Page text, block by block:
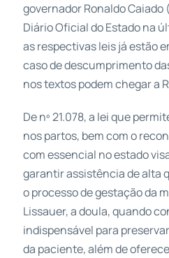
governador Ronaldo Caiado
Diário Oficial do Estado na
as respectivas leis já estão
caso de descumprimento
nos textos podem chegar a
De nº 21.078, a lei que
nos partos, bem com o
com essencial no estado
garantir assistência de alta
o processo de gestação da
Lissauer, a doula, quando
indispensável para
da paciente, além de